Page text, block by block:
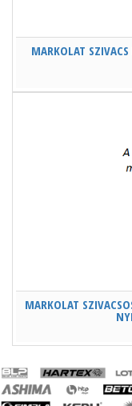
MARKOLAT
MARKOLAT